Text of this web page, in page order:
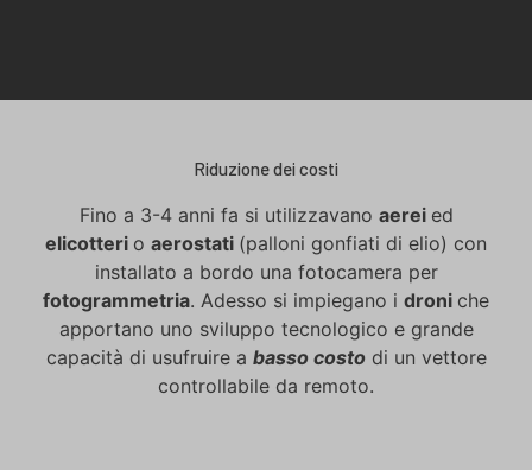
Riduzione dei costi
Fino a 3-4 anni fa si utilizzavano aerei ed
elicotteri o aerostati (palloni gonfiati di elio) con
installato a bordo una fotocamera per
fotogrammetria. Adesso si impiegano i droni che
apportano uno sviluppo tecnologico e grande
capacità di usufruire a basso costodi un vettore
controllabile da remoto.